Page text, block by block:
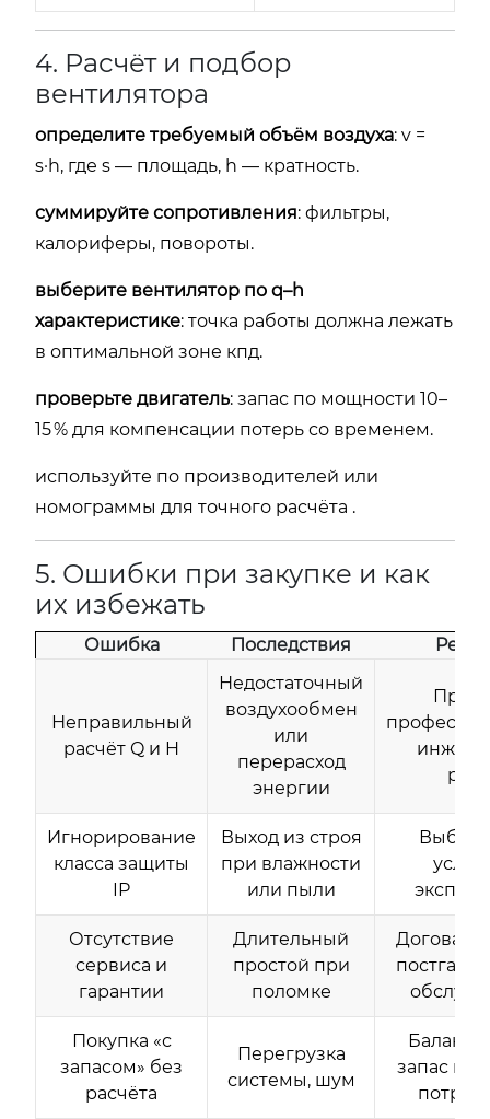
4. Расчёт и подбор
вентилятора
определите требуемый объём воздуха: v =
s·h, где s — площадь, h — кратность.
суммируйте сопротивления: фильтры,
калориферы, повороты.
выберите вентилятор по q–h
характеристике: точка работы должна лежать
в оптимальной зоне кпд.
проверьте двигатель: запас по мощности 10–
15 % для компенсации потерь со временем.
используйте по производителей или
номограммы для точного расчёта .
5. Ошибки при закупке и как
их избежать
Ошибка Последствия
Неправильный
расчёт Q и H
Недостаточный
воздухообмен
или
перерасход
энергии
Игнорирование
класса защиты
IP
Выход из строя
при влажности
или пыли
Отсутствие
сервиса и
гарантии
Длительный
простой при
поломке
Покупка «с
запасом» без
расчёта
Перегрузка
системы, шум
запас и